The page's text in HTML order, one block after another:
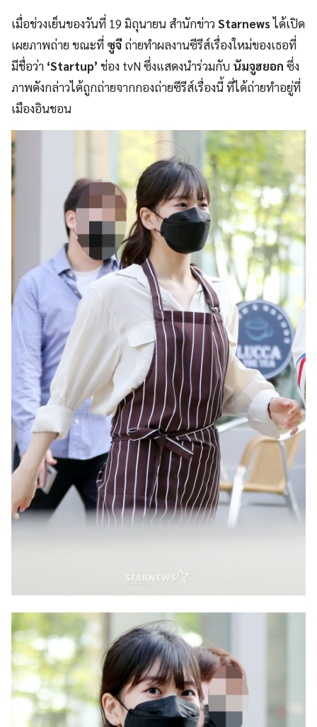
เมื่อช่วงเย็นของวันที่ 19 มิถุนายน สำนักข่าวStarnewsได้เปิด
เผยภาพถ่าย ขณะที่ ซูจีถ่ายทำผลงานซีรีส์เรื่องใหม่ของเธอที่
มีชื่อว่า ‘Startup’ ช่อง tvN ซึ่งแสดงนำร่วมกับ นัมจูฮยอก ซึ่ง
ภาพดังกล่าวได้ถูกถ่ายจากกองถ่ายซีรีส์เรื่องนี้ ที่ได้ถ่ายทำอยู่ที่
เมืองอินชอน